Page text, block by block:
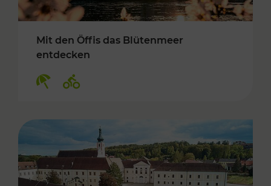
Mit den Öffis das Blütenmeer
entdecken